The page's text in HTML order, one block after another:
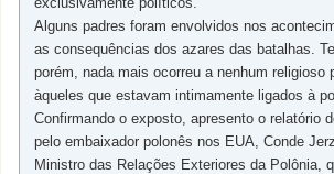
Alguns padres foram envolvidos nos
as consequências dos azares das batalhas.
porém, nada mais ocorreu a nenhum religioso
àqueles que estavam intimamente ligados à
Confirmando o exposto, apresento o relatório
pelo embaixador polonês nos EUA, Conde
Ministro das Relações Exteriores da Polônia,